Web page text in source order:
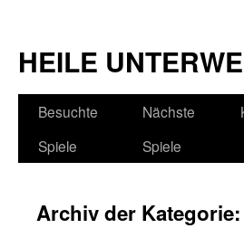
HEILE
Besuchte
Spiele
Nächste
Spiele
Archiv der Kategorie: